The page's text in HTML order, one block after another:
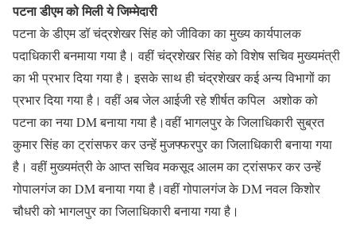
पटना डीएम को मिली ये जिम्मेदारी
पटना के डीएम डॉ चंद्रशेखर सिंह को जीविका का मुख्य कार्यपालक
पदाधिकारी बनमाया गया है। वहीं चंद्रशेखर सिंह को विशेष सचिव मुख्यमंत्री
का भी प्रभार दिया गया है। इसके साथ ही चंद्रशेखर कई अन्य विभागों का
प्रभार दिया गया है। वहीं अब जेल आईजी रहे शीर्षत कपिल अशोक को
पटना का नया DM बनाया गया है।वहीं भागलपुर के जिलाधिकारी सुब्रत
कुमार सिंह का ट्रांसफर कर उन्हें मुजफ्फरपुर का जिलाधिकारी बनाया गया
है। वहीं मुख्यमंत्री के आप्त सचिव मकसूद आलम का ट्रांसफर कर उन्हें
गोपालगंज का DM बनाया गया है।वहीं गोपालगंज के DM नवल किशोर
चौधरी को भागलपुर का जिलाधिकारी बनाया गया है।